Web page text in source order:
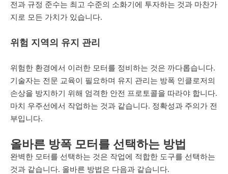
전과 규정 준수는 최고 수준의 소화기에 투자하는 것과 마찬가
지로 모든 가치가 있습니다.
위험 지역의 유지 관리
위험한 환경에서 이러한 모터를 정비하는 것은 까다롭습니다.
기술자는 전문 교육이 필요하며 유지 관리는 방폭 인클로저의
손상을 방지하기 위해 엄격한 안전 프로토콜을 따라야 합니다.
마치 우주선에서 작업하는 것과 같습니다. 정확성과 주의가 전
부입니다.
올바른 방폭 모터를 선택하는 방법
완벽한 모터를 선택하는 것은 작업에 적합한 도구를 선택하는
것과 같습니다. 올바른 방법은 다음과 같습니다.